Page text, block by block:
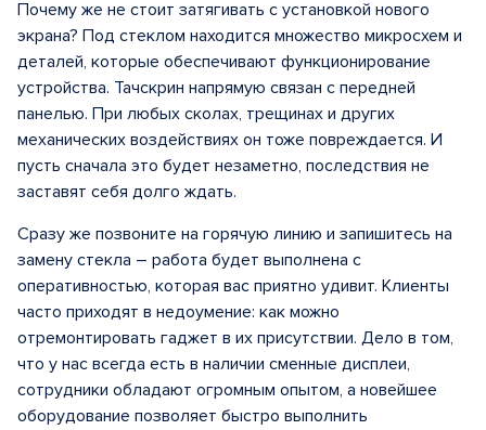
Почему же не стоит затягивать с установкой нового
экрана? Под стеклом находится множество микросхем и
деталей, которые обеспечивают функционирование
устройства. Тачскрин напрямую связан с передней
панелью. При любых сколах, трещинах и других
механических воздействиях он тоже повреждается. И
пусть сначала это будет незаметно, последствия не
заставят себя долго ждать.
Сразу же позвоните на горячую линию и запишитесь на
замену стекла – работа будет выполнена с
оперативностью, которая вас приятно удивит. Клиенты
часто приходят в недоумение: как можно
отремонтировать гаджет в их присутствии. Дело в том,
что у нас всегда есть в наличии сменные дисплеи,
сотрудники обладают огромным опытом, а новейшее
оборудование позволяет быстро выполнить